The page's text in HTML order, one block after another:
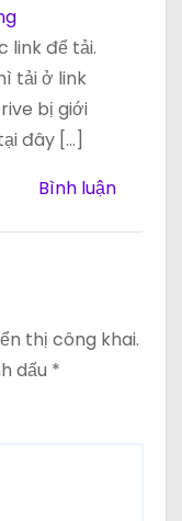
link để tải.
tải ở link
bị giới
đây […]
Bình luận
thị công khai.
dấu *